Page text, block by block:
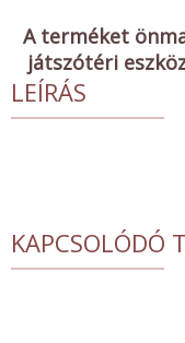
A terméket
játszótéri
LEÍRÁS
KAPCSOLÓDÓ